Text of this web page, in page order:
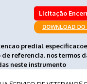
Licitação
predial
referencia. nos termos
neste instrumento